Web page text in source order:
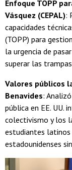
Enfoque TOPP
Vásquez (CEPAL):
capacidades
(TOPP) para
la urgencia de
superar las
Valores públicos
Benavides:
pública en EE. UU.
colectivismo y los
estudiantes
estadounidenses